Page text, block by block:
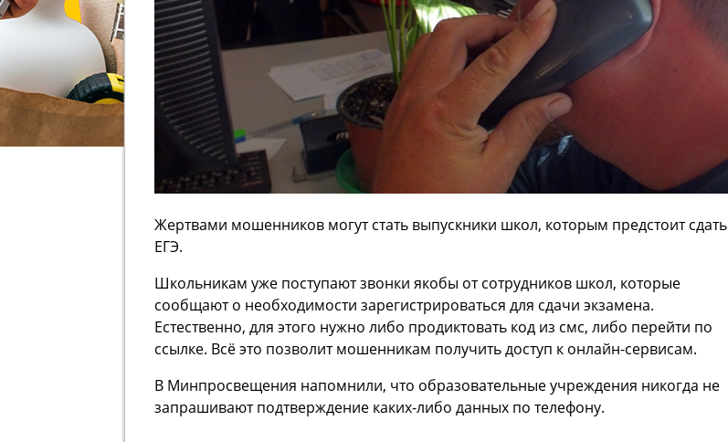
Жертвами мошенников могут стать выпускники школ, которым предстоит сдать
ЕГЭ.
Школьникам уже поступают звонки якобы от сотрудников школ, которые
сообщают о необходимости зарегистрироваться для сдачи экзамена.
Естественно, для этого нужно либо продиктовать код из смс, либо перейти по
ссылке. Всё это позволит мошенникам получить доступ к онлайн-сервисам.
В Минпросвещения напомнили, что образовательные учреждения никогда не
запрашивают подтверждение каких-либо данных по телефону.